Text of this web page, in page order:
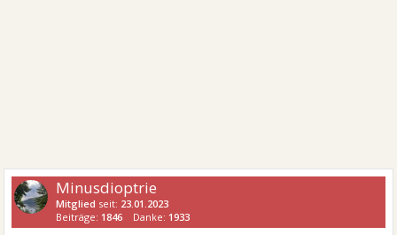
Minusdioptrie
Mitglied seit: 23.01.2023
Beiträge: 1846 Danke: 1933